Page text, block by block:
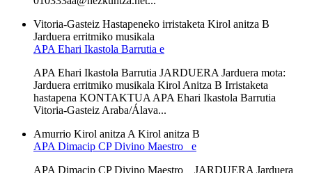
Vitoria-Gasteiz Hastapeneko irristaketa Kirol anitza B
Jarduera erritmiko musikala
APA Ehari Ikastola Barrutia e
APA Ehari Ikastola Barrutia JARDUERA Jarduera mota:
Jarduera erritmiko musikala Kirol Anitza B Irristaketa
hastapena KONTAKTUA APA Ehari Ikastola Barrutia
Vitoria-Gasteiz Araba/Álava...
Amurrio Kirol anitza A Kirol anitza B
APA Dimacip CP Divino Maestro e
APA Dimacip CP Divino Maestro JARDUERA Jarduera